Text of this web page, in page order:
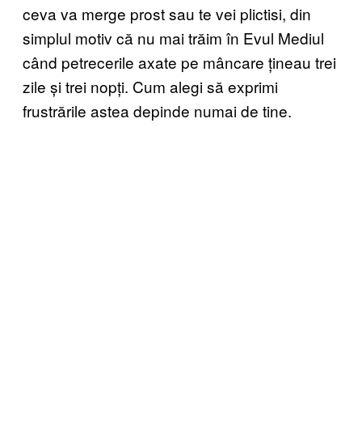
ceva va merge prost sau te vei plictisi, din
simplul motiv că nu mai trăim în Evul Mediul
când petrecerile axate pe mâncare țineau trei
zile și trei nopți. Cum alegi să exprimi
frustrările astea depinde numai de tine.